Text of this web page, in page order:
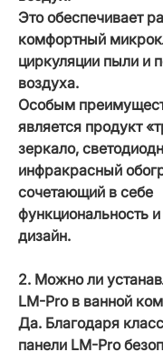
Это обеспечивает
комфортный
циркуляции пыли и
воздуха.
Особым
является продукт
зеркало,
инфракрасный
сочетающий в себе
функциональность
дизайн.
2. Можно ли
LM-Pro в ванной
Да. Благодаря
панели LM-Pro